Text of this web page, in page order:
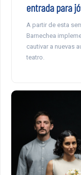
entrada para
A partir de esta
Barnechea
cautivar a nuevas
teatro.